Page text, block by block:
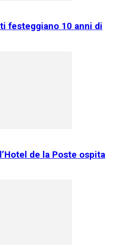
festeggiano 10 anni di
de la Poste ospita